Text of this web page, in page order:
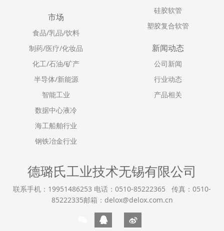
硅胶软管
塑胶复合软管
市场
食品/乳品/饮料
制药/医疗/化妆品
化工/石油/矿产
半导体/新能源
智能工业
数据中心液冷
海工船舶行业
钢铁冶金行业
新闻动态
公司新闻
行业动态
产品相关
德璐氏工业技术无锡有限公司
联系手机：19951486253 电话：0510-85222365 传真：0510-
85222335邮箱：delox@delox.com.cn